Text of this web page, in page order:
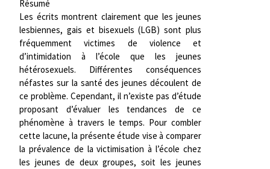
Résumé
Les écrits montrent clairement que les jeunes
lesbiennes, gais et bisexuels (LGB) sont plus
fréquemment victimes de violence et
d’intimidation à l’école que les jeunes
hétérosexuels. Différentes conséquences
néfastes sur la santé des jeunes découlent de
ce problème. Cependant, il n’existe pas d’étude
proposant d’évaluer les tendances de ce
phénomène à travers le temps. Pour combler
cette lacune, la présente étude vise à comparer
la prévalence de la victimisation à l’école chez
les jeunes de deux groupes, soit les jeunes